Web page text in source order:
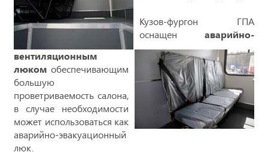
Кузов-фургон ГПА
оснащен аварийно-
вентиляционным
люком обеспечивающим
большую
проветриваемость салона,
в случае необходимости
может использоваться как
аварийно-эвакуационный
люк.